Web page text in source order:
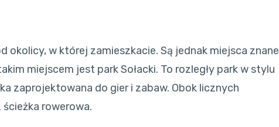
okolicy, w której zamieszkacie. Są jednak miejsca znane
miejscem jest park Sołacki. To rozległy park w stylu
zaprojektowana do gier i zabaw. Obok licznych
rowerowa.